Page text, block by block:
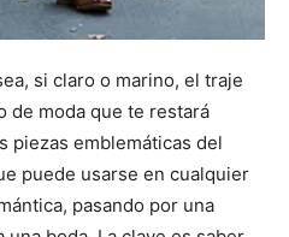
si claro o marino, el traje
de moda que te restará
piezas emblemáticas del
puede usarse en cualquier
pasando por una